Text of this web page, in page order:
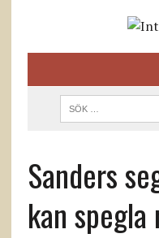
Sanders
kan